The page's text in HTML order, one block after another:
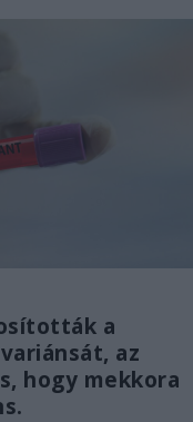
a
az
hogy mekkora